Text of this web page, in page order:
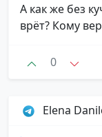
А как же без
врёт? Кому
0
Elena